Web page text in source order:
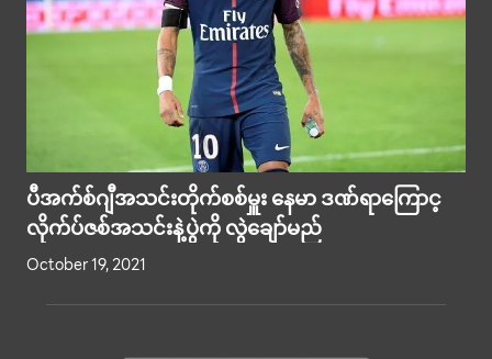
ပီအက်စ်ဂျီအသင်းတိုက်စစ်မှူး နေမာ ဒဏ်ရာကြောင့
လိုက်ပ်ဇစ်အသင်းနဲ့ပွဲကို လွဲချော်မည်
October 19, 2021